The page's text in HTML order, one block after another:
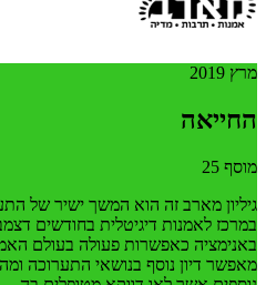
מרץ 2019
החייאה
מוסף 25
גיליון מארב זה הוא המשך ישיר של
באנימציה כאפשרות פעולה בעולם
מאפשר דיון נוסף בנושאי התערוכה